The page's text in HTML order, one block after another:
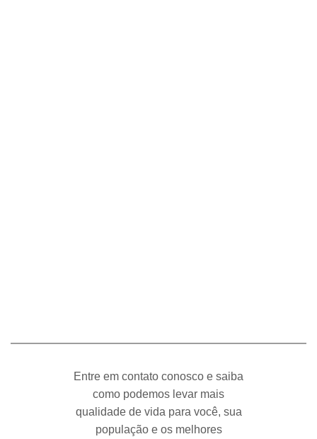
Entre em contato conosco e saiba
como podemos levar mais
qualidade de vida para você, sua
população e os melhores